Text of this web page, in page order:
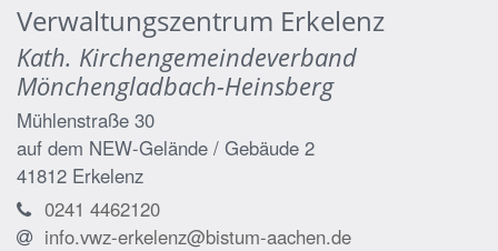
Verwaltungszentrum Erkelenz
Kath. Kirchengemeindeverband
Mönchengladbach-Heinsberg
Mühlenstraße 30
auf dem NEW-Gelände / Gebäude 2
41812 Erkelenz
0241 4462120
info.vwz-erkelenz@bistum-aachen.de